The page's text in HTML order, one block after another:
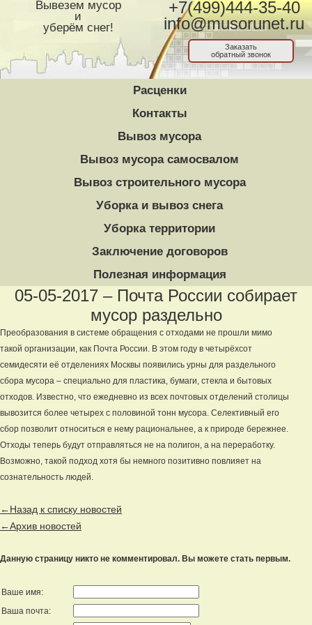
Вывезем мусор
и
уберём снег!
+7(499)444-35-40
info@musorunet.ru
Заказать
обратный звонок
Расценки
Контакты
Вывоз мусора
Вывоз мусора самосвалом
Вывоз строительного мусора
Уборка и вывоз снега
Уборка территории
Заключение договоров
Полезная информация
05-05-2017 – Почта России собирает
мусор раздельно
Преобразования в системе обращения с отходами не прошли мимо
такой организации, как Почта России. В этом году в четырёхсот
семидесяти её отделениях Москвы появились урны для раздельного
сбора мусора – специально для пластика, бумаги, стекла и бытовых
отходов. Известно, что ежедневно из всех почтовых отделений столицы
вывозится более четырех с половиной тонн мусора. Селективный его
сбор позволит относиться е нему рациональнее, а к природе бережнее.
Отходы теперь будут отправляться не на полигон, а на переработку.
Возможно, такой подход хотя бы немного позитивно повлияет на
сознательность людей.
←Назад к списку новостей
←Архив новостей
Данную страницу никто не комментировал. Вы можете стать первым.
Ваше имя:
Ваша почта: